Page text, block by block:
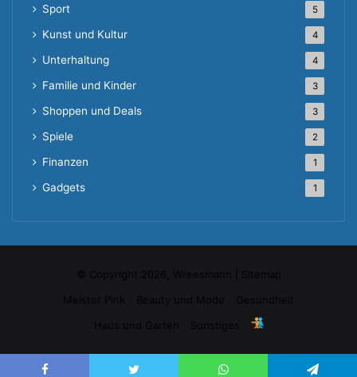
Sport 5
Kunst und Kultur 4
Unterhaltung 4
Familie und Kinder 3
Shoppen und Deals 3
Spiele 2
Finanzen 1
Gadgets 1
© Copyright 2026, Wreesmann |
Sitemap
Meister Pink
Beauty und Mode
Gesundheit
Haus und Garten
Sonstiges